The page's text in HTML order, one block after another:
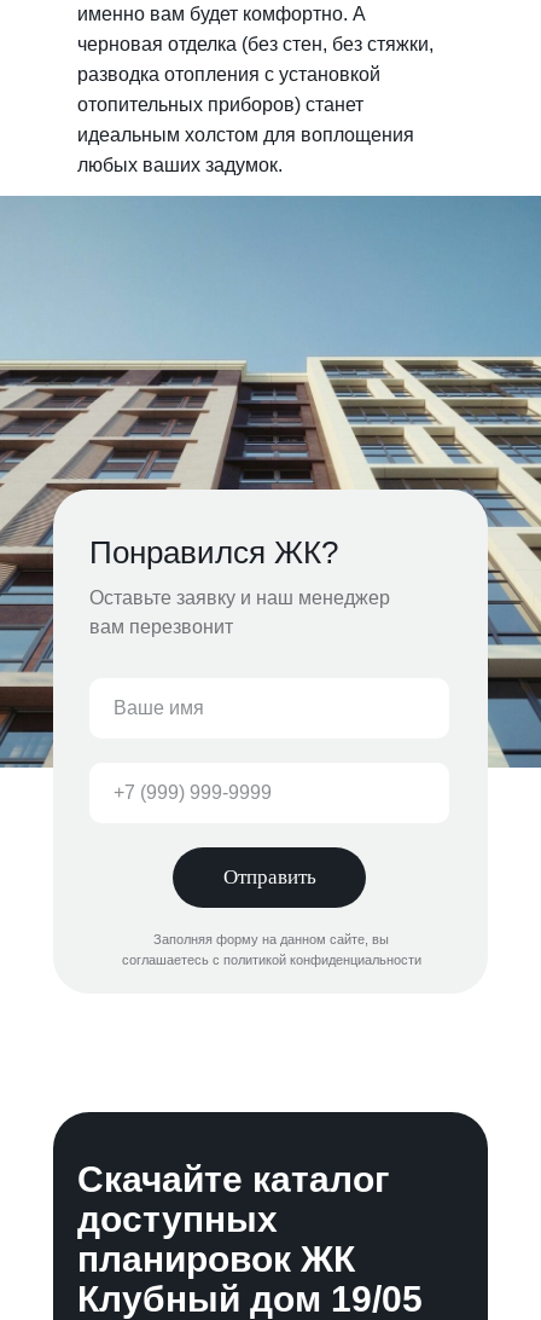
именно вам будет комфортно. А
черновая отделка (без стен, без стяжки,
разводка отопления с установкой
отопительных приборов) станет
идеальным холстом для воплощения
любых ваших задумок.
Отправить
Оставьте заявку и наш менеджер
вам перезвонит
Понравился ЖК?
Заполняя форму на данном сайте, вы
соглашаетесь с политикой конфиденциальности
Скачайте каталог
доступных
планировок ЖК
Клубный дом 19/05